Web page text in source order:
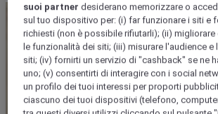
suoi partner desiderano memorizzare o
sul tuo dispositivo per: (i) far funzionare i siti e
richiesti (non è possibile rifiutarli); (ii) migliorare
le funzionalità dei siti; (iii) misurare l'audience e
siti; (iv) fornirti un servizio di "cashback" se ne
uno; (v) consentirti di interagire con i social
un profilo dei tuoi interessi per proporti
ciascuno dei tuoi dispositivi (telefono,